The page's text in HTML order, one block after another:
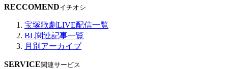
RECCOMENDイチオシ
宝塚歌劇LIVE配信一覧
BL関連記事一覧
月別アーカイブ
SERVICE関連サービス